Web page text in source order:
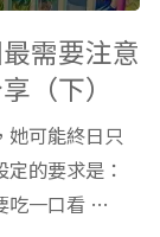
需要注意
（下）
她可能終日只
的要求是：
吃一口看 …